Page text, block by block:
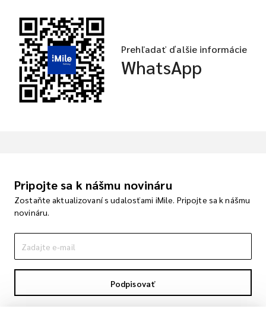
Prehľadať ďalšie informácie
WhatsApp
Pripojte sa k nášmu novináru
Zostaňte aktualizovaní s udalosťami iMile. Pripojte sa k nášmu
novináru.
Podpisovať